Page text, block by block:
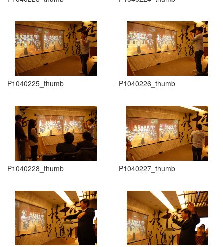
P1040225_thumb P1040226_thumb
P1040228_thumb P1040227_thumb